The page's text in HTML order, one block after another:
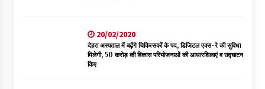
20/02/2020
देहरा अस्पताल में बढ़ेंगे चिकित्सकों के पद, डिजिटल एक्स-रे की सुविधा
मिलेगी, 50 करोड़ की विकास परियोजनाओं की आधारशिलाएं व उद्घाटन
किए